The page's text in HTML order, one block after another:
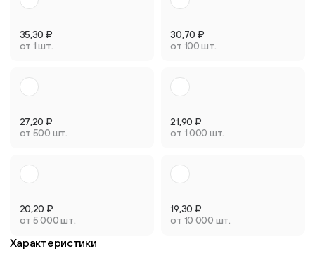
35,30 ₽
от 1 шт.
30,70 ₽
от 100 шт.
27,20 ₽
от 500 шт.
21,90 ₽
от 1 000 шт.
20,20 ₽
от 5 000 шт.
19,30 ₽
от 10 000 шт.
Характеристики